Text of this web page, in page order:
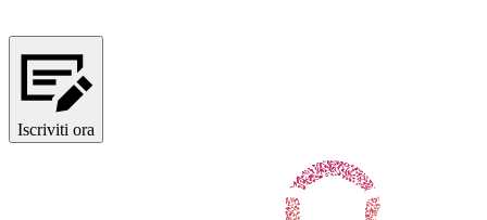
Iscriviti ora